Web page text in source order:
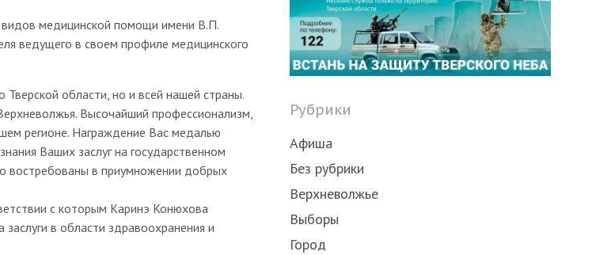
видов медицинской помощи имени В.П.
ведущего в своем профиле медицинского
области, но и всей нашей страны.
Высочайший профессионализм,
регионе. Награждение Вас медалью
Ваших заслуг на государственном
востребованы в приумножении добрых
с которым Каринэ Конюхова
в области здравоохранения и
Рубрики
Афиша
Без рубрики
Верхневолжье
Выборы
Город